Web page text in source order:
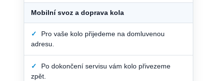
Mobilní svoz a doprava kola
✓
Pro vaše kolo přijedeme na domluvenou
adresu.
✓
Po dokončení servisu vám kolo přivezeme
zpět.